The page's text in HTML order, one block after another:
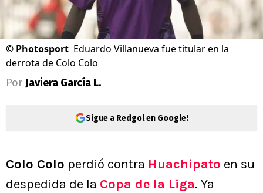
© Photosport Eduardo Villanueva fue titular en la
derrota de Colo Colo
Por Javiera García L.
Sigue a Redgol en Google!
Colo Colo perdió contra Huachipato en su
despedida de la Copa de la Liga. Ya